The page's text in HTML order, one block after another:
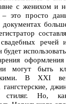
с женихом и
– это просто
речей
будет
оформления
могут быть
В XXI
гангстерские,
Но,